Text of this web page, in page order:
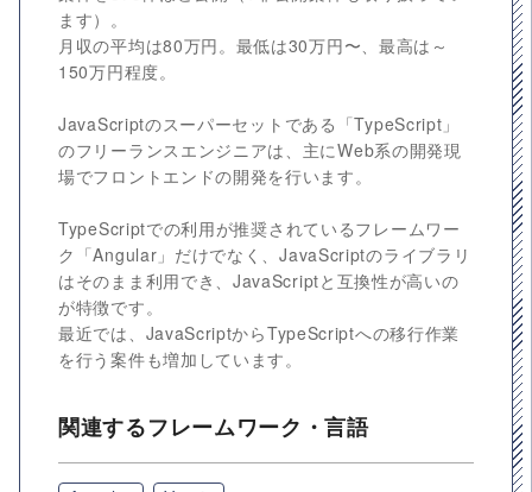
ます）。
月収の平均は80万円。最低は30万円〜、最高は～
150万円程度。
JavaScriptのスーパーセットである「TypeScript」
のフリーランスエンジニアは、主にWeb系の開発現
場でフロントエンドの開発を行います。
TypeScriptでの利用が推奨されているフレームワー
ク「Angular」だけでなく、JavaScriptのライブラリ
はそのまま利用でき、JavaScriptと互換性が高いの
が特徴です。
最近では、JavaScriptからTypeScriptへの移行作業
を行う案件も増加しています。
関連するフレームワーク・言語